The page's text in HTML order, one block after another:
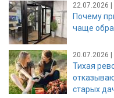
22.07.2026 |
Почему
чаще
20.07.2026 |
Тихая
старых